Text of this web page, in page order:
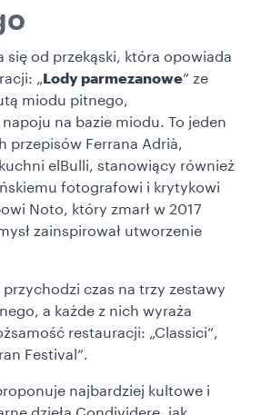
się od przekąski, która opowiada
„ Lody parmezanowe” ze
miodu pitnego,
na bazie miodu. To jeden
przepisów Ferrana Adrià,
elBulli, stanowiący również
fotografowi i krytykowi
Noto, który zmarł w 2017
zainspirował utworzenie
przychodzi czas na trzy zestawy
a każde z nich wyraża
restauracji: „Classici”,
Festival”.
najbardziej kultowe i